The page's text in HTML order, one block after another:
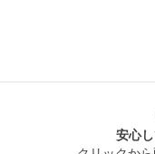
安心